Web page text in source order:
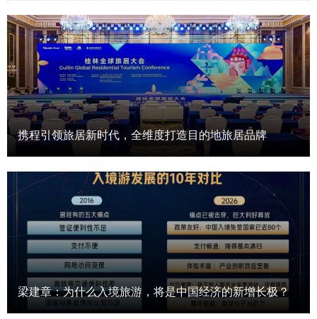
携程引领旅居新时代，全维度打造目的地旅居品牌
梁建章：为什么入境旅游，将是中国经济的新增长极？